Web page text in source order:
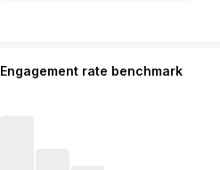
Engagement rate benchmark